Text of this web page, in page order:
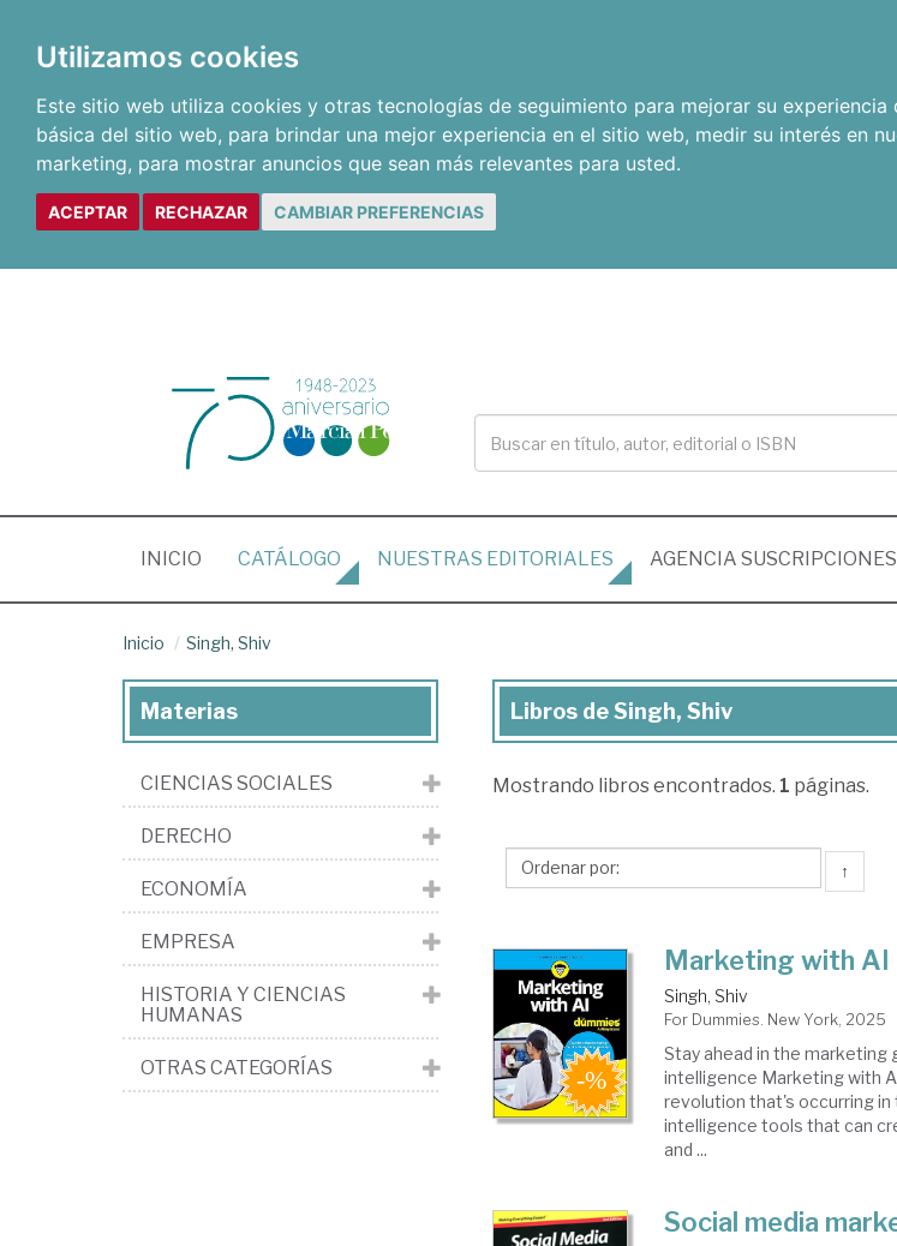
Utilizamos cookies
Este sitio web utiliza cookies y otras tecnologías de seguimiento para mejorar su experiencia
básica del sitio web, para brindar una mejor experiencia en el sitio web, medir su interés en
marketing, para mostrar anuncios que sean más relevantes para usted.
ACEPTAR RECHAZAR CAMBIAR PREFERENCIAS
INICIO (CURRENT)
CATÁLOGO NUESTRAS EDITORIALES AGENCIA SUSCRIPCIONES
Inicio Singh, Shiv
Libros
Singh,
Libros de Singh, Shiv
Mostrando libros encontrados. 1 páginas.
↑
Marketing with AI
Singh, Shiv
For Dummies. New York, 2025
Stay ahead in the marketing
intelligence Marketing with
revolution that's occurring
intelligence tools that can
and ...
Social media
Materias
CIENCIAS SOCIALES
DERECHO
ECONOMÍA
EMPRESA
HISTORIA Y CIENCIAS
HUMANAS
OTRAS CATEGORÍAS